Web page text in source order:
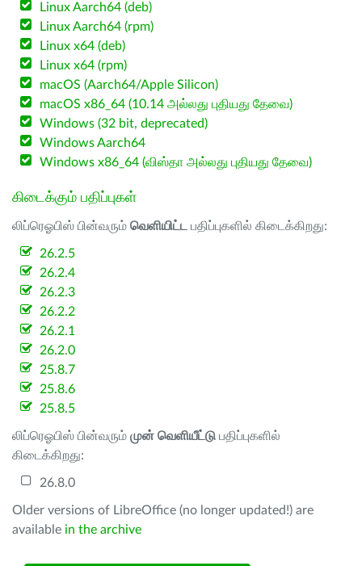
Linux Aarch64 (deb)
Linux Aarch64 (rpm)
Linux x64 (deb)
Linux x64 (rpm)
macOS (Aarch64/Apple Silicon)
macOS x86_64 (10.14 அல்லது புதியது தேவை)
Windows (32 bit, deprecated)
Windows Aarch64
Windows x86_64 (விஸ்தா அல்லது புதியது தேவை)
கிடைக்கும் பதிப்புகள்
லிப்ரெஓபிஸ் பின்வரும் வெளியிட்ட பதிப்புகளில் கிடைக்கிறது:
26.2.5
26.2.4
26.2.3
26.2.2
26.2.1
26.2.0
25.8.7
25.8.6
25.8.5
லிப்ரெஓபிஸ் பின்வரும் முன் வெளியீட்டு பதிப்புகளில்
கிடைக்கிறது:
26.8.0
Older versions of LibreOffice (no longer updated!) are
available in the archive